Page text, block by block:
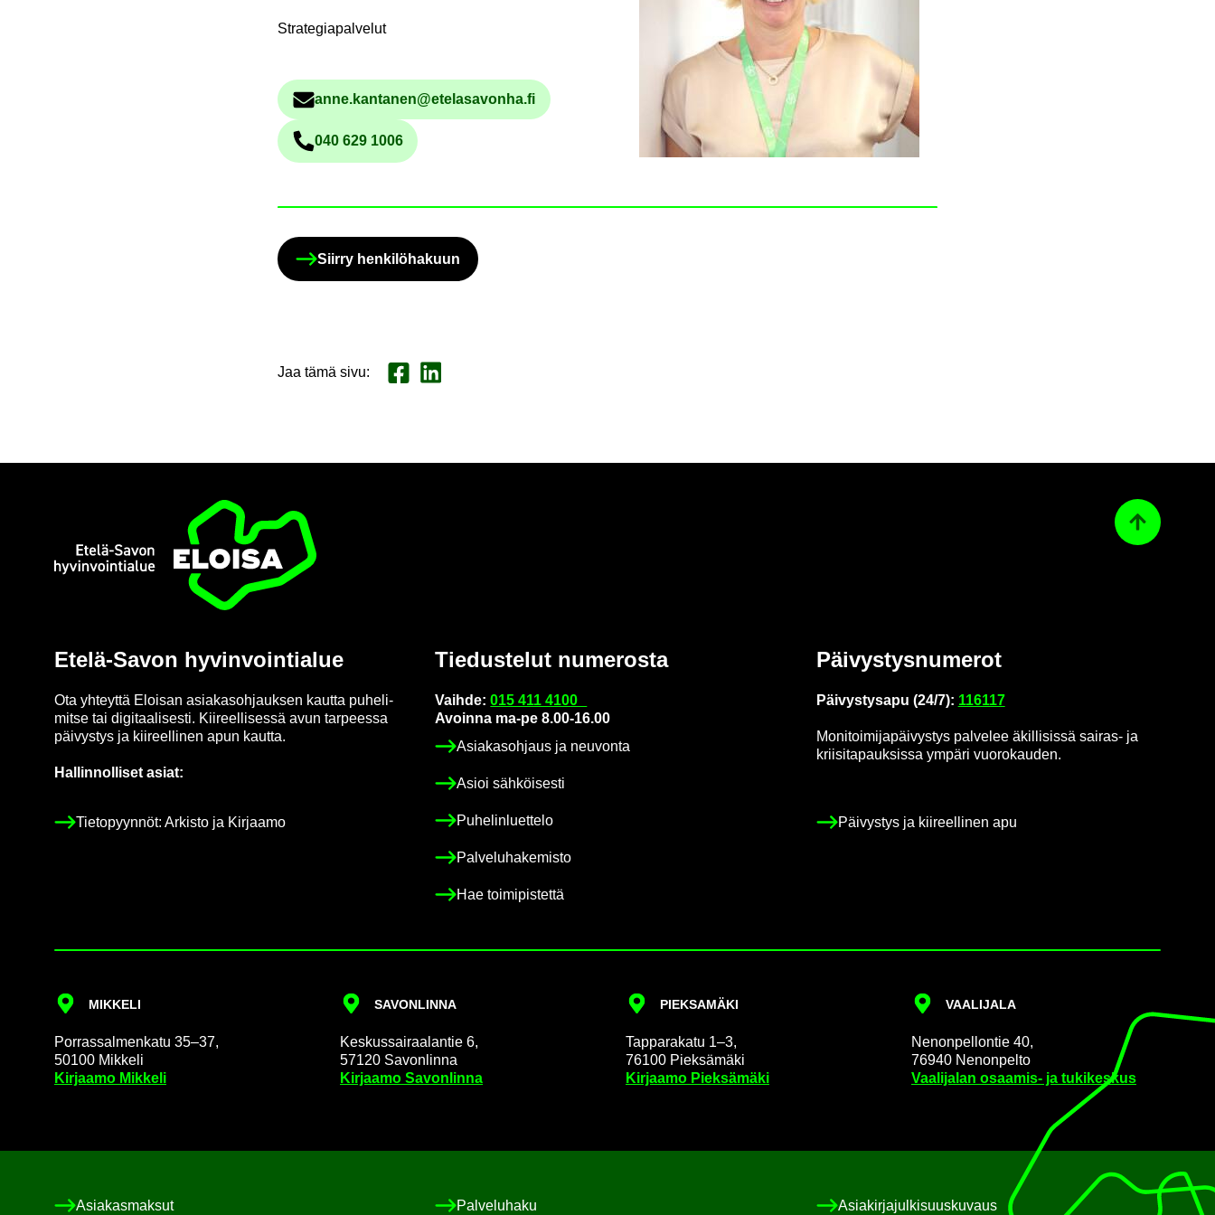
Strategiapalvelut
Säh­kö­pos­tio­soi­te
anne.kan­ta­nen@ete­la­sa­von­ha.fi
Pu­he­lin­nu­me­ro
040 629 1006
Siir­ry hen­ki­lö­ha­kuun
Jaa tämä sivu: Jaa Face­book
Jaa Lin­ke­dI­nis­sä
Ta­kai­sin ylös
Etusi­vu
Etelä-​Savon hy­vin­voin­tia­lue
Ota yh­teyt­tä Eloi­san asia­kas­oh­jauk­sen kaut­ta pu­he­li­
mit­se tai di­gi­taa­li­ses­ti. Kii­reel­li­ses­sä avun tar­pees­sa
päi­vys­tys ja kii­reel­li­nen apun kaut­ta.
Hal­lin­nol­li­set asiat:
Tie­to­pyyn­nöt: Ar­kis­to ja Kir­jaa­mo
Tie­dus­te­lut nu­me­ros­ta
Vaih­de:015 411 4100
Avoin­na ma-pe 8.00-16.00
Asia­kas­oh­jaus ja neu­von­ta
Asioi säh­köi­ses­ti
Pu­he­lin­luet­te­lo
Pal­ve­lu­ha­ke­mis­to
Hae toi­mi­pis­tet­tä
Päi­vys­tys­nu­me­rot
Päi­vys­tys­a­pu (24/7): 116117
Mo­ni­toi­mi­ja­päi­vys­tys pal­ve­lee äkil­li­sis­sä sairas-​ ja
krii­si­ta­pauk­sis­sa ym­pä­ri vuo­ro­kau­den.
Päi­vys­tys ja kii­reel­li­nen apu
MIK­KE­LI
Por­ras­sal­men­ka­tu 35–37,
50100 Mik­ke­li
Kir­jaa­mo Mik­ke­li
SA­VON­LIN­NA
Kes­kus­sai­raa­lan­tie 6,
57120 Sa­von­lin­na
Kir­jaa­mo Sa­von­lin­na
PIEK­SA­MÄ­KI
Tap­pa­ra­ka­tu 1–3,
76100 Piek­sä­mä­ki
Kir­jaa­mo Piek­sä­mä­ki
VAA­LI­JA­LA
Ne­non­pel­lon­tie 40,
76940 Ne­non­pel­to
Vaa­li­ja­lan osaamis-​ ja tu­ki­kes­kus
Asia­kas­mak­sut Pal­ve­lu­ha­ku Asia­kir­ja­jul­ki­suus­ku­vaus